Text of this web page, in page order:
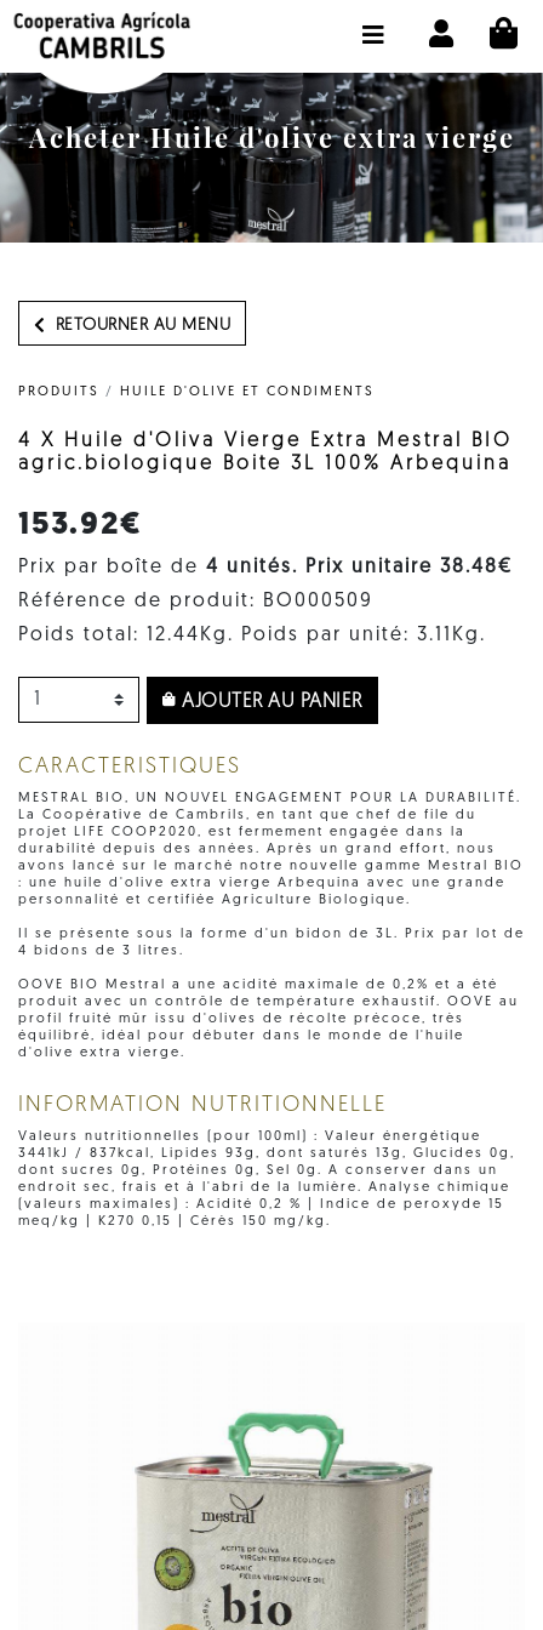
Acheter Huile d'olive extra vierge
RETOURNER AU MENU
PRODUITS / HUILE D'OLIVE ET CONDIMENTS
4 X Huile d'Oliva Vierge Extra Mestral BIO
agric.biologique Boite 3L 100% Arbequina
153.92€
Prix par boîte de 4 unités. Prix ​​unitaire 38.48€
Référence de produit: BO000509
Poids total: 12.44Kg. Poids par unité: 3.11Kg.
AJOUTER AU PANIER
CARACTERISTIQUES
MESTRAL BIO, UN NOUVEL ENGAGEMENT POUR LA DURABILITÉ.
La Coopérative de Cambrils, en tant que chef de file du
projet LIFE COOP2020, est fermement engagée dans la
durabilité depuis des années. Après un grand effort, nous
avons lancé sur le marché notre nouvelle gamme Mestral BIO
: une huile d'olive extra vierge Arbequina avec une grande
personnalité et certifiée Agriculture Biologique.
Il se présente sous la forme d'un bidon de 3L. Prix ​​par lot de
4 bidons de 3 litres.
OOVE BIO Mestral a une acidité maximale de 0,2% et a été
produit avec un contrôle de température exhaustif. OOVE au
profil fruité mûr issu d'olives de récolte précoce, très
équilibré, idéal pour débuter dans le monde de l'huile
d'olive extra vierge.
INFORMATION NUTRITIONNELLE
Valeurs nutritionnelles (pour 100ml) : Valeur énergétique
3441kJ / 837kcal, Lipides 93g, dont saturés 13g, Glucides 0g,
dont sucres 0g, Protéines 0g, Sel 0g. A conserver dans un
endroit sec, frais et à l'abri de la lumière. Analyse chimique
(valeurs maximales) : Acidité 0,2 % | Indice de peroxyde 15
meq/kg | K270 0,15 | Cérès 150 mg/kg.
BOUTIQUE ACHETER EN LIGNE
LA COOPÉRATIVE
OLEOTOUR
PRODUITS
NOTRE HUILE
CHOISIR LA LANGUE: FR